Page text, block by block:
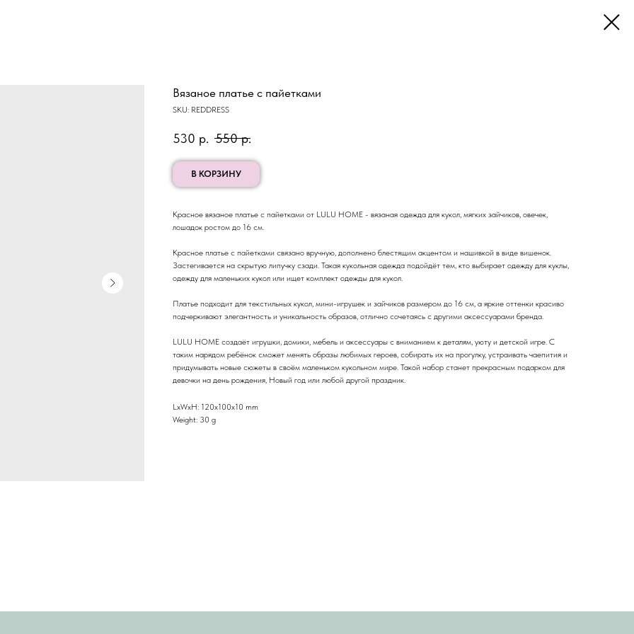
Вязаное платье с пайетками
SKU: REDDRESS
530 р. 550 р.
В КОРЗИНУ
Красное вязаное платье с пайетками от LULU HOME - вязаная одежда для кукол, мягких зайчиков, овечек,
лошадок ростом до 16 см.
Красное платье с пайетками связано вручную, дополнено блестящим акцентом и нашивкой в виде вишенок.
Застегивается на скрытую липучку сзади. Такая кукольная одежда подойдёт тем, кто выбирает одежду для куклы,
одежду для маленьких кукол или ищет комплект одежды для кукол.
Платье подходит для текстильных кукол, мини-игрушек и зайчиков размером до 16 см, а яркие оттенки красиво
подчеркивают элегантность и уникальность образов, отлично сочетаясь с другими аксессуарами бренда.
LULU HOME создаёт игрушки, домики, мебель и аксессуары с вниманием к деталям, уюту и детской игре. С
таким нарядом ребёнок сможет менять образы любимых героев, собирать их на прогулку, устраивать чаепития и
придумывать новые сюжеты в своём маленьком кукольном мире. Такой набор станет прекрасным подарком для
девочки на день рождения, Новый год или любой другой праздник.
LxWxH: 120x100x10 mm
Weight: 30 g